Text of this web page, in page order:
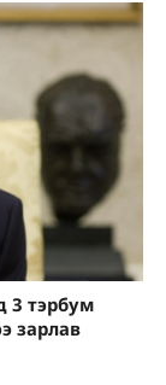
3 тэрбум
зарлав